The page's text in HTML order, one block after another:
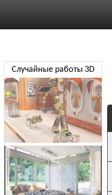
Случайные работы 3D